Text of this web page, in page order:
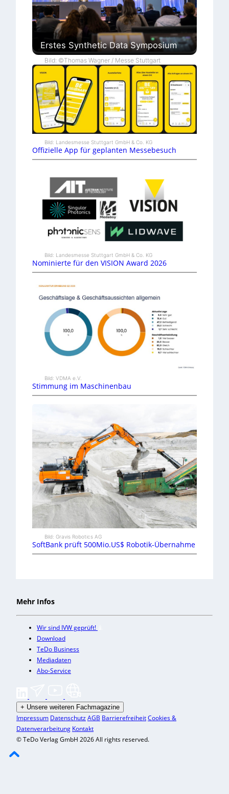
Erstes Synthetic Data Symposium
Bild: ©Thomas Wagner / Messe Stuttgart
Bild: Landesmesse Stuttgart GmbH & Co. KG
Offizielle App für geplanten Messebesuch
Bild: Landesmesse Stuttgart GmbH & Co. KG
Nominierte für den VISION Award 2026
Bild: VDMA e.V.
Stimmung im Maschinenbau
Bild: Gravis Robotics AG
SoftBank prüft 500Mio.US$ Robotik-Übernahme
Mehr Infos
Wir sind IVW geprüft!
Download
TeDo Business
Mediadaten
Abo-Service
+ Unsere weiteren Fachmagazine
Impressum DatenschutzAGB BarrierefreiheitCookies &
Datenverarbeitung Kontakt
© TeDo Verlag GmbH 2026 All rights reserved.